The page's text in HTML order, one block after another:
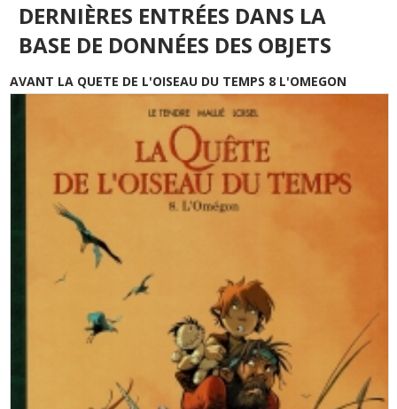
DERNIÈRES ENTRÉES DANS LA
BASE DE DONNÉES DES OBJETS
AVANT LA QUETE DE L'OISEAU DU TEMPS 8 L'OMEGON